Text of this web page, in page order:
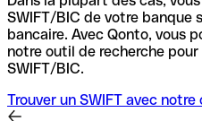
SWIFT/BIC de votre banque
bancaire. Avec Qonto, vous
notre outil de recherche
SWIFT/BIC.
Trouver un SWIFT avec notre